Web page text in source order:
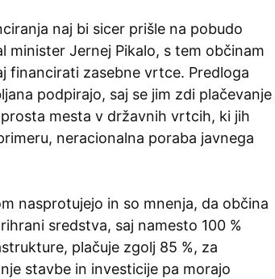
naj bi sicer prišle na pobudo
minister Jernej Pikalo, s tem občinam
financirati zasebne vrtce. Predloga
podpirajo, saj se jim zdi plačevanje
mesta v državnih vrtcih, ki jih
neracionalna poraba javnega
nasprotujejo in so mnenja, da občina
sredstva, saj namesto 100 %
plačuje zgolj 85 %, za
stavbe in investicije pa morajo